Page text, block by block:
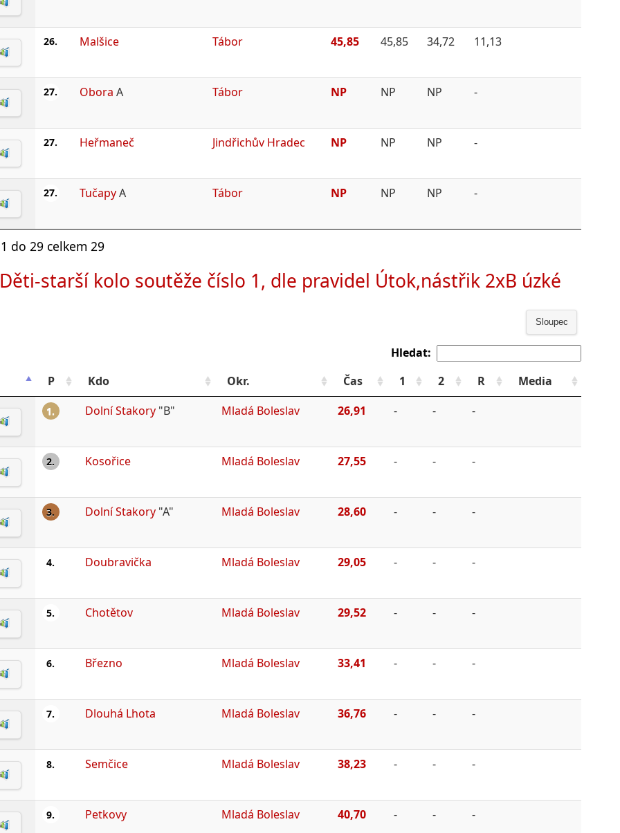
26. Malšice Tábor 45,85 45,85 34,72 11,13
27. Obora A Tábor NP NP NP -
27. Heřmaneč Jindřichův Hradec NP NP NP -
27. TučapyA Tábor NP NP NP -
do 29 celkem 29
Děti-starší kolo soutěže číslo 1, dle pravidel Útok,nástřik 2xB úzké
Sloupec
Hledat:
P
Kdo Okr. Čas 1 2 R Media
1. Dolní Stakory"B" Mladá Boleslav 26,91 - - -
2. Kosořice Mladá Boleslav 27,55 - - -
3. Dolní Stakory"A" Mladá Boleslav 28,60 - - -
4. Doubravička Mladá Boleslav 29,05 - - -
5. Chotětov Mladá Boleslav 29,52 - - -
6. Březno Mladá Boleslav 33,41 - - -
7. Dlouhá Lhota Mladá Boleslav 36,76 - - -
8. Semčice Mladá Boleslav 38,23 - - -
9. Petkovy Mladá Boleslav 40,70 - - -